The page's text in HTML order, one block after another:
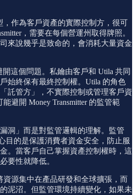
，作為客戶資產的實際控制方，很可
，需要在每個營運州取得牌照。
來說幾乎是致命的，會消耗大量資金
這個問題。私鑰由客戶和 Utila 共同
始終保有最終控制權。Utila 的角色
託管方」，不實際控制或管理客戶資
避開 Money Transmitter 的監管範
洞」而是對監管邏輯的理解。監管
目的是保護消費者資金安全，防止服
。當客戶自己掌握資產控制權時，這
要性就降低。
資源集中在產品研發和全球擴張，而
泥沼。但監管環境持續變化，如果未